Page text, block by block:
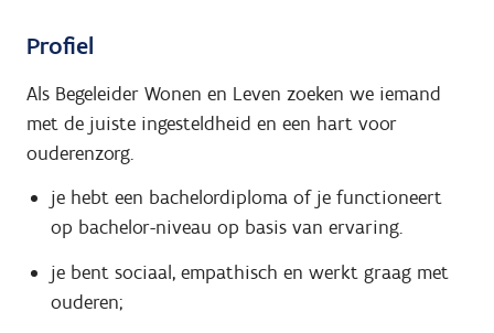
Profiel
Als Begeleider Wonen en Leven zoeken we iemand
met de juiste ingesteldheid en een hart voor
ouderenzorg.
je hebt een bachelordiploma of je functioneert
op bachelor-niveau op basis van ervaring.
je bent sociaal, empathisch en werkt graag met
ouderen;